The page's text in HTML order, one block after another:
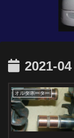
2021-04
オルタネーター